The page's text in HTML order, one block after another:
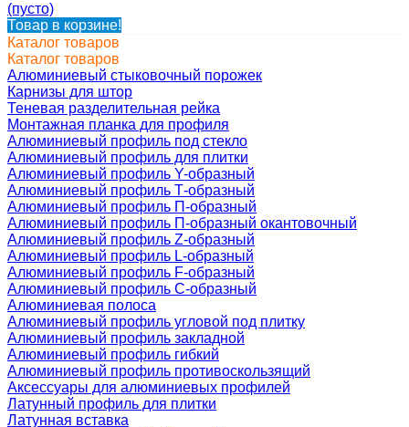
(пусто)
Товар в корзине!
Каталог товаров
Каталог товаров
Алюминиевый стыковочный порожек
Карнизы для штор
Теневая разделительная рейка
Монтажная планка для профиля
Алюминиевый профиль под стекло
Алюминиевый профиль для плитки
Алюминиевый профиль Y-образный
Алюминиевый профиль Т-образный
Алюминиевый профиль П-образный
Алюминиевый профиль П-образный окантовочный
Алюминиевый профиль Z-образный
Алюминиевый профиль L-образный
Алюминиевый профиль F-образный
Алюминиевый профиль C-образный
Алюминиевая полоса
Алюминиевый профиль угловой под плитку
Алюминиевый профиль закладной
Алюминиевый профиль гибкий
Алюминиевый профиль противоскользящий
Аксессуары для алюминиевых профилей
Латунный профиль для плитки
Латунная вставка